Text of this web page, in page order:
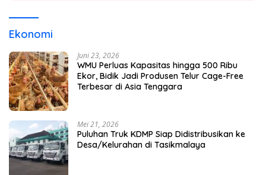
Ekonomi
Juni 23, 2026
WMU Perluas Kapasitas hingga 500 Ribu
Ekor, Bidik Jadi Produsen Telur Cage-Free
Terbesar di Asia Tenggara
Mei 21, 2026
Puluhan Truk KDMP Siap Didistribusikan ke
Desa/Kelurahan di Tasikmalaya